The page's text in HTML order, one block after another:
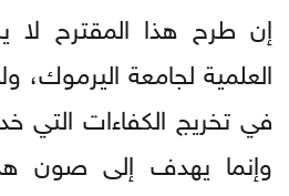
إن طرح هذا المقترح لا
العلمية لجامعة اليرموك،
في تخريج الكفاءات التي
وإنما يهدف إلى صون